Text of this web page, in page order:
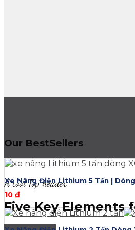
A cool Top header
Five Key Elements
Our BestSellers
Xe Nâng Điện Lithium 5 Tấn | Dòng
10 ₫